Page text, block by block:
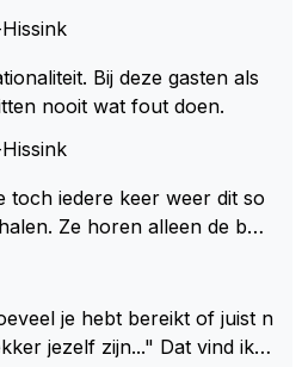
een uitje voor zijn t
is hij al eigenaar van een su
alleen speciaal in de aut
Bij deze gasten als
nooit wat fout doen.
toch iedere keer weer dit so
Ze horen alleen de boa
vol adrenaline zit, maar ni
afspeelt achter gesloten de
er 2000 man bij RB en niet
je hebt bereikt of juist n
zijn..." Dat vind ik z